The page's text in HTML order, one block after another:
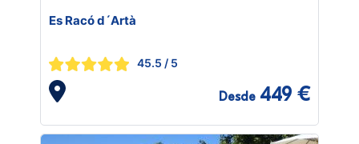
Es Racó d´Artà
45.5 / 5
Desde 449 €